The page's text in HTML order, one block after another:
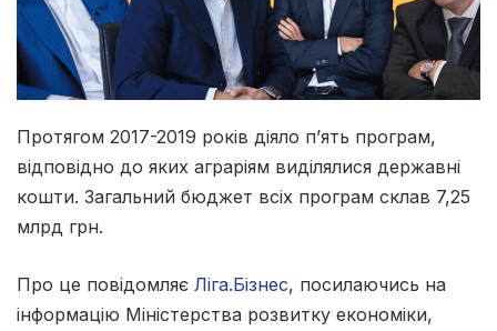
Протягом 2017-2019 років діяло п’ять програм,
відповідно до яких аграріям виділялися державні
кошти. Загальний бюджет всіх програм склав 7,25
млрд грн.
Про це повідомляє Ліга.Бізнес, посилаючись на
інформацію Міністерства розвитку економіки,